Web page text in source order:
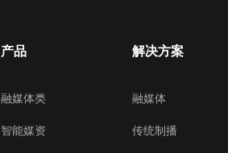
产品
融媒体类
智能媒资
解决方案
融媒体
传统制播